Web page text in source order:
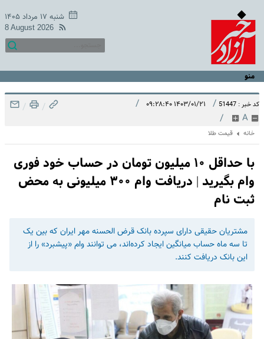
شنبه ۱۷ مرداد ۱۴۰۵
8 August 2026
منو
کد خبر : 51447 / ۱۴۰۳/۰۱/۲۱ ۰۹:۲۸:۴۰ /
A
/
/
/
خانه قیمت طلا
با حداقل ۱۰ میلیون تومان در حساب خود فوری
وام بگیرید | دریافت وام ۳۰۰ میلیونی به محض
ثبت نام
مشتریان حقیقی دارای سپرده بانک قرض الحسنه مهر ایران که بین یک
تا سه ماه حساب میانگین ایجاد کرده‌اند، می توانند وام «پیشبرد» را از
این بانک دریافت کنند.